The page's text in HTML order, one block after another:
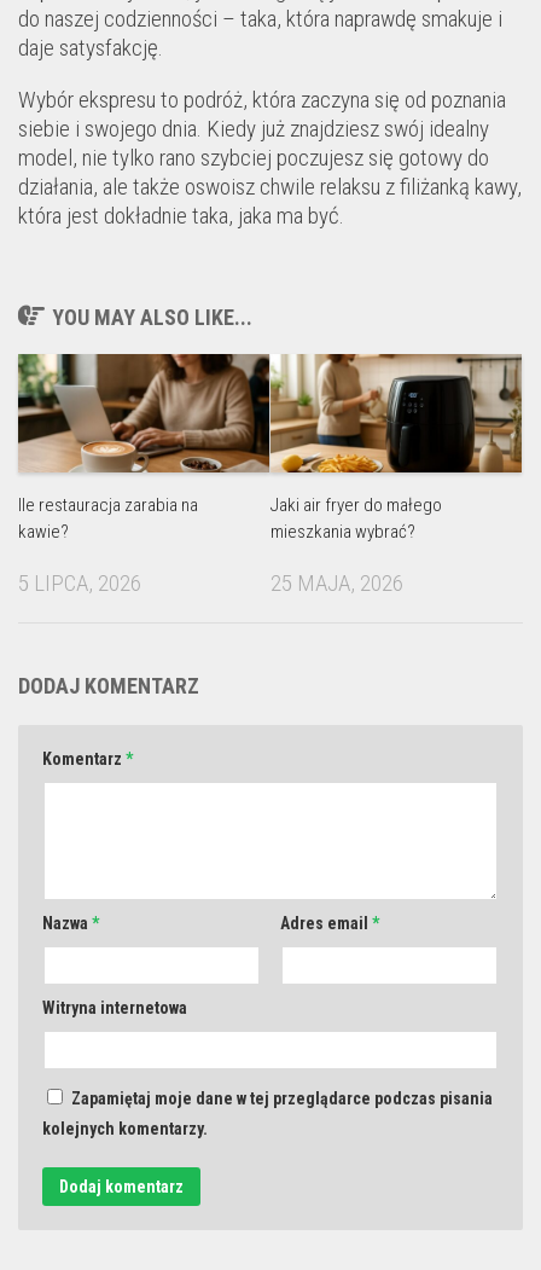
do naszej codzienności – taka, która naprawdę smakuje i
daje satysfakcję.
Wybór ekspresu to podróż, która zaczyna się od poznania
siebie i swojego dnia. Kiedy już znajdziesz swój idealny
model, nie tylko rano szybciej poczujesz się gotowy do
działania, ale także oswoisz chwile relaksu z filiżanką kawy,
która jest dokładnie taka, jaka ma być.
YOU MAY ALSO LIKE...
Ile restauracja zarabia na
kawie?
5 LIPCA, 2026
Jaki air fryer do małego
mieszkania wybrać?
25 MAJA, 2026
DODAJ KOMENTARZ
Komentarz *
Nazwa * Adres email *
Witryna internetowa
Zapamiętaj moje dane w tej przeglądarce podczas pisania
kolejnych komentarzy.